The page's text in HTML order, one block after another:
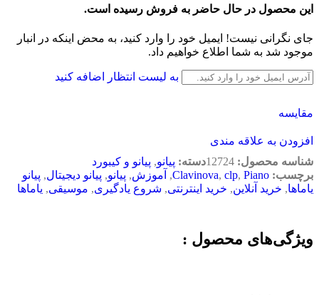
این محصول در حال حاضر به فروش رسیده است.
جای نگرانی نیست! ایمیل خود را وارد کنید، به محض اینکه در انبار
موجود شد به شما اطلاع خواهیم داد.
به لیست انتظار اضافه کنید
مقایسه
افزودن به علاقه مندی
شناسه محصول: 12724دسته: پیانو, پیانو و کیبورد
برچسب:
Clavinova, clp, Piano
, آموزش, پیانو, پیانو دیجیتال, پیانو
یاماها, خرید آنلاین, خرید اینترنتی, شروع یادگیری, موسیقی, یاماها
ویژگی‌های محصول :